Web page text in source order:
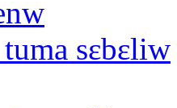
sɛbɛliw